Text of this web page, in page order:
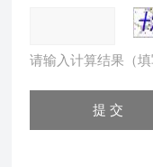
请输入计算结果（